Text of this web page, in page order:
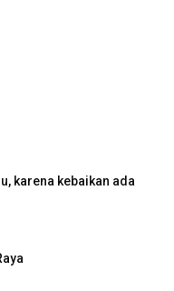
karena kebaikan ada